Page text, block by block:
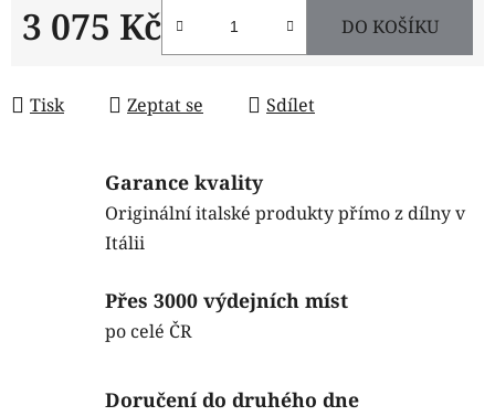
3 075 Kč DO KOŠÍKU
Tisk Zeptat se Sdílet
Garance kvality
Originální italské produkty přímo z dílny v
Itálii
Přes 3000 výdejních míst
po celé ČR
Doručení do druhého dne